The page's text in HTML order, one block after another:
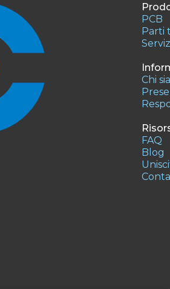
PCB
Parti
Chi
FAQ
Blog